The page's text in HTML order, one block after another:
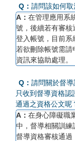
Q： 請問該如何
A： 在管理應用系
號，後續若有審核
登入帳號，目前系
若欲刪除帳號需請
資訊來協助處理。
Q： 請問關於督
只收到督導資格
通過之資格公文呢
A： 在身心障礙職
中，督導相關訓練
督導資格審核通過